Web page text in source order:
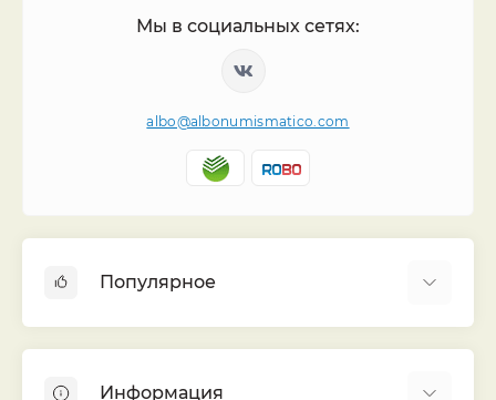
Мы в социальных сетях:
albo@albonumismatico.com
Популярное
Информация